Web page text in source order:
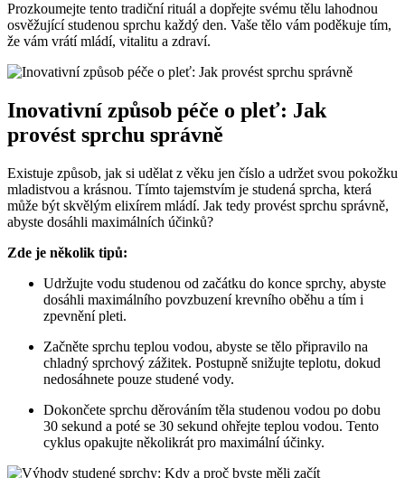
Prozkoumejte tento tradiční rituál a dopřejte svému tělu lahodnou
osvěžující studenou sprchu každý den. Vaše tělo vám poděkuje tím,
že vám vrátí mládí, vitalitu a zdraví.
Inovativní způsob péče o pleť: Jak
provést sprchu správně
Existuje způsob, jak si udělat z věku jen číslo a udržet svou pokožku
mladistvou a krásnou. Tímto tajemstvím je studená sprcha, která
může být skvělým elixírem mládí. Jak tedy provést sprchu správně,
abyste dosáhli maximálních účinků?
Zde je několik tipů:
Udržujte vodu studenou od začátku do konce sprchy, abyste
dosáhli maximálního povzbuzení krevního oběhu a tím i
zpevnění pleti.
Začněte sprchu teplou vodou, abyste se tělo připravilo na
chladný sprchový zážitek. Postupně snižujte teplotu, dokud
nedosáhnete pouze studené vody.
Dokončete sprchu děrováním těla studenou vodou po dobu
30 sekund a poté se 30 sekund ohřejte teplou vodou. Tento
cyklus opakujte několikrát pro maximální účinky.